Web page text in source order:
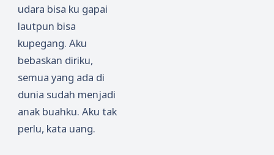
udara bisa ku gapai
lautpun bisa
kupegang. Aku
bebaskan diriku,
semua yang ada di
dunia sudah menjadi
anak buahku. Aku tak
perlu, kata uang.